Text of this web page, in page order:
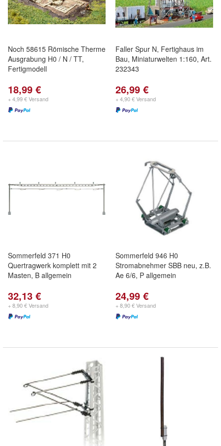
Noch 58615 Römische Therme
Ausgrabung H0 / N / TT,
Fertigmodell
18,99 €
+ 4,99 € Versand
Faller Spur N, Fertighaus im
Bau, Miniaturwelten 1:160, Art.
232343
26,99 €
+ 4,90 € Versand
Sommerfeld 371 H0
Quertragwerk komplett mit 2
Masten, B allgemein
32,13 €
+ 8,90 € Versand
Sommerfeld 946 H0
Stromabnehmer SBB neu, z.B.
Ae 6/6, P allgemein
24,99 €
+ 8,90 € Versand